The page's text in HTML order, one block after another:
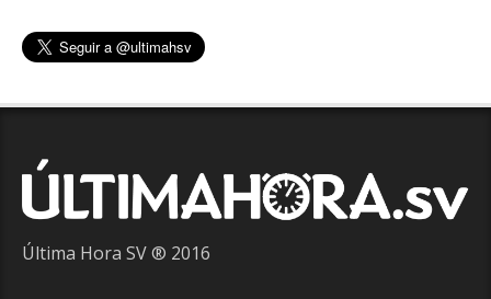
Última Hora SV ® 2016